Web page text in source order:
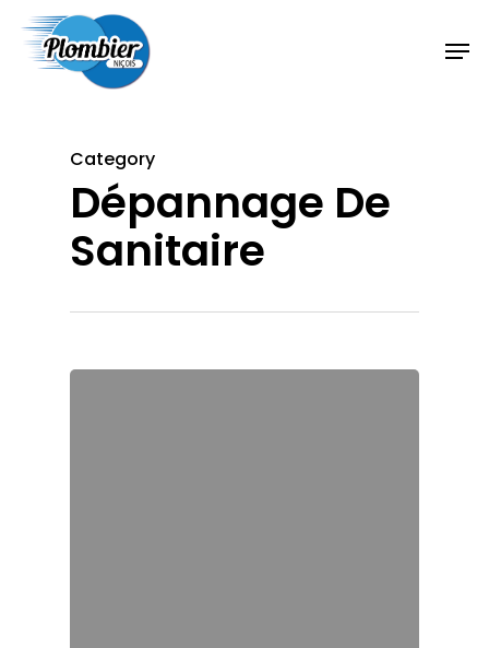
Category
Dépannage De
Sanitaire